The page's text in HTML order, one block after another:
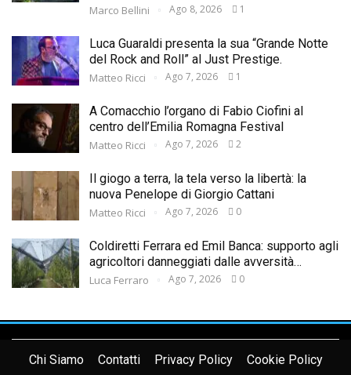
Marco Bellini Ago 8, 2026 1
Luca Guaraldi presenta la sua “Grande Notte
del Rock and Roll” al Just Prestige.
Matteo Ricci Ago 7, 2026 1
A Comacchio l’organo di Fabio Ciofini al
centro dell’Emilia Romagna Festival
Matteo Ricci Ago 7, 2026 2
Il giogo a terra, la tela verso la libertà: la
nuova Penelope di Giorgio Cattani
Matteo Ricci Ago 7, 2026 0
Coldiretti Ferrara ed Emil Banca: supporto agli
agricoltori danneggiati dalle avversità…
Luca Ferraro Ago 7, 2026 0
Chi Siamo Contatti Privacy Policy
Cookie Policy